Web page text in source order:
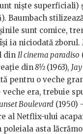
niște superficiali)
Baumbach
sunt comice,
ia niciodată zborul.
din Il cinema paradiso
din8½ (1963),
pentru o veche
era, trebuie
Boulevard (1950)
al Netflix-ului
asta